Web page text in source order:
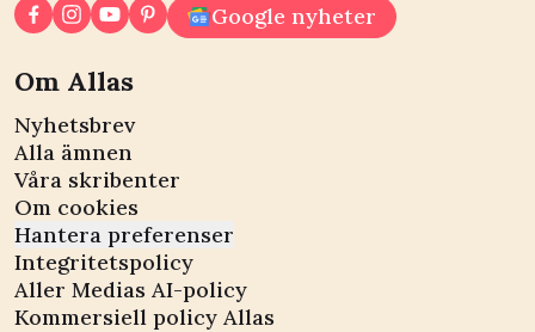
Google nyheter
Om Allas
Nyhetsbrev
Alla ämnen
Våra skribenter
Om cookies
Hantera preferenser
Integritetspolicy
Aller Medias AI-policy
Kommersiell policy Allas